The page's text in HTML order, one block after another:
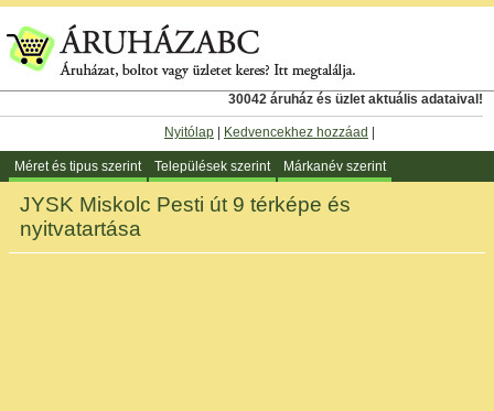
30042 áruház és üzlet aktuális adataival!
Nyitólap Kedvencekhez hozzáad
Méret és tipus szerint Települések szerint Márkanév szerint
JYSK Miskolc Pesti út 9 térképe és
nyitvatartása